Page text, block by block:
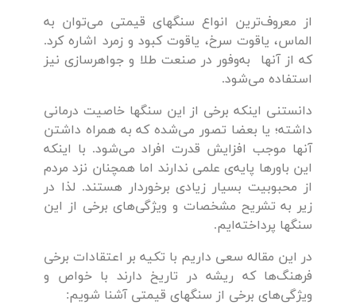
از معروف‌ترین انواع سنگهای قیمتی می‌توان به
الماس، یاقوت سرخ، یاقوت کبود و زمرد اشاره کرد.
که از آنها به‌وفور در صنعت طلا و جواهرسازی نیز
استفاده می‌شود.
دانستنی اینکه برخی از این سنگها خاصیت درمانی
داشته؛ یا بعضا تصور می‌شده که به همراه داشتن
آنها موجب افزایش قدرت افراد می‌شود. با اینکه
این باورها پایه‌ی علمی ندارند اما همچنان نزد مردم
از محبوبیت بسیار زیادی برخوردار هستند. لذا در
زیر به تشریح مشخصات و ویژگی‌های برخی از این
سنگها پرداخته‌ایم.
در این مقاله سعی داریم با تکیه بر اعتقادات برخی
فرهنگ‌ها که ریشه در تاریخ دارند با خواص و
ویژگی‌های برخی از سنگهای قیمتی آشنا شویم: